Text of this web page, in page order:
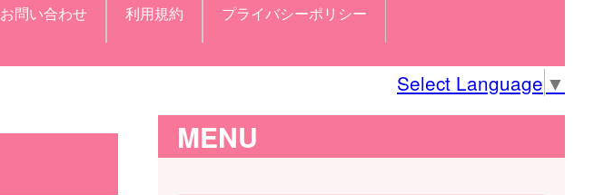
お問い合わせ 利用規約 プライバシーポリシー
Select Language ▼
MENU